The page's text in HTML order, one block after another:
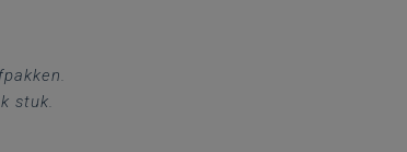
afpakken.
boek stuk.